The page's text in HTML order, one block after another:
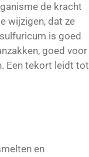
de kracht
wijzigen, dat ze
is goed
goed voor
Een tekort leidt tot
en